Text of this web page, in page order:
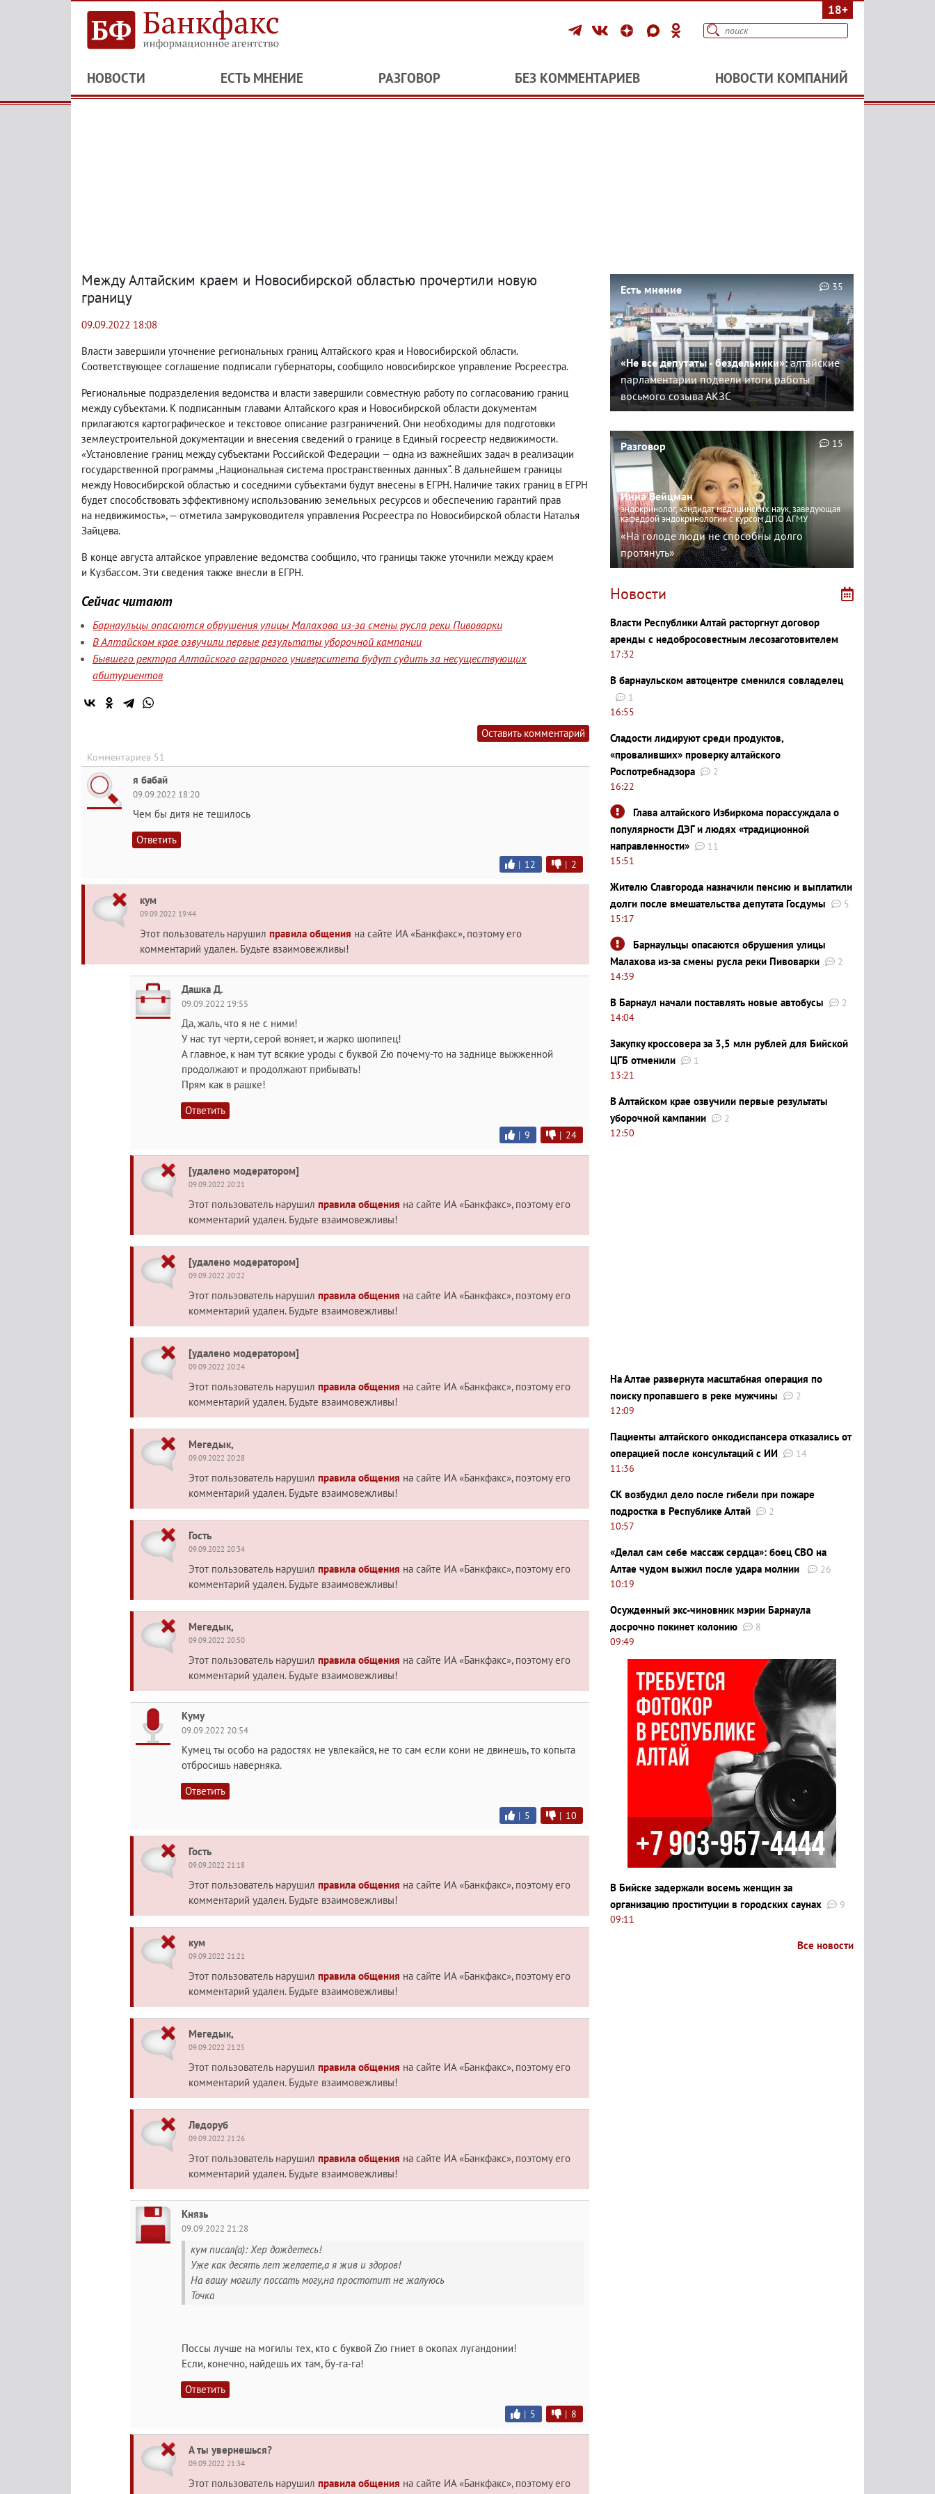
18+
НОВОСТИ ЕСТЬ МНЕНИЕ РАЗГОВОР БЕЗ КОММЕНТАРИЕВ НОВОСТИ КОМПАНИЙ
Между Алтайским краем и Новосибирской областью прочертили новую
границу
09.09.2022 18:08
Власти завершили уточнение региональных границ Алтайского края и Новосибирской области.
Соответствующее соглашение подписали губернаторы, сообщило новосибирское управление Росреестра.
Региональные подразделения ведомства и власти завершили совместную работу по согласованию границ
между субъектами. К подписанным главами Алтайского края и Новосибирской области документам
прилагаются картографическое и текстовое описание разграничений. Они необходимы для подготовки
землеустроительной документации и внесения сведений о границе в Единый госреестр недвижимости.
«Установление границ между субъектами Российской Федерации — одна из важнейших задач в реализации
государственной программы „Национальная система пространственных данных“. В дальнейшем границы
между Новосибирской областью и соседними субъектами будут внесены в ЕГРН. Наличие таких границ в ЕГРН
будет способствовать эффективному использованию земельных ресурсов и обеспечению гарантий прав
на недвижимость», — отметила замруководителя управления Росреестра по Новосибирской области Наталья
Зайцева.
В конце августа алтайское управление ведомства сообщило, что границы также уточнили между краем
и Кузбассом. Эти сведения также внесли в ЕГРН.
Сейчас читают
Барнаульцы опасаются обрушения улицы Малахова из-за смены русла реки Пивоварки
В Алтайском крае озвучили первые результаты уборочной кампании
Бывшего ректора Алтайского аграрного университета будут судить за несуществующих
абитуриентов
Оставить комментарий
Комментариев 51
я бабай
09.09.2022 18:20
Чем бы дитя не тешилось
Ответить
| 12 | 2
кум
09.09.2022 19:44
Этот пользователь нарушил правила общения на сайте ИА «Банкфакс», поэтому его
комментарий удален. Будьте взаимовежливы!
Дашка Д.
09.09.2022 19:55
Да, жаль, что я не с ними!
У нас тут черти, серой воняет, и жарко шопипец!
А главное, к нам тут всякие уроды с буквой Zю почему-то на заднице выжженной
продолжают и продолжают прибывать!
Прям как в рашке!
Ответить
| 9 | 24
[удалено модератором]
09.09.2022 20:21
Этот пользователь нарушил правила общения на сайте ИА «Банкфакс», поэтому его
комментарий удален. Будьте взаимовежливы!
[удалено модератором]
09.09.2022 20:22
Этот пользователь нарушил правила общения на сайте ИА «Банкфакс», поэтому его
комментарий удален. Будьте взаимовежливы!
[удалено модератором]
09.09.2022 20:24
Этот пользователь нарушил правила общения на сайте ИА «Банкфакс», поэтому его
комментарий удален. Будьте взаимовежливы!
Мегедык,
09.09.2022 20:28
Этот пользователь нарушил правила общения на сайте ИА «Банкфакс», поэтому его
комментарий удален. Будьте взаимовежливы!
Гость
09.09.2022 20:34
Этот пользователь нарушил правила общения на сайте ИА «Банкфакс», поэтому его
комментарий удален. Будьте взаимовежливы!
Мегедык,
09.09.2022 20:50
Этот пользователь нарушил правила общения на сайте ИА «Банкфакс», поэтому его
комментарий удален. Будьте взаимовежливы!
Куму
09.09.2022 20:54
Кумец ты особо на радостях не увлекайся, не то сам если кони не двинешь, то копыта
отбросишь наверняка.
Ответить
| 5 | 10
Гость
09.09.2022 21:18
Этот пользователь нарушил правила общения на сайте ИА «Банкфакс», поэтому его
комментарий удален. Будьте взаимовежливы!
кум
09.09.2022 21:21
Этот пользователь нарушил правила общения на сайте ИА «Банкфакс», поэтому его
комментарий удален. Будьте взаимовежливы!
Мегедык,
09.09.2022 21:25
Этот пользователь нарушил правила общения на сайте ИА «Банкфакс», поэтому его
комментарий удален. Будьте взаимовежливы!
Ледоруб
09.09.2022 21:26
Этот пользователь нарушил правила общения на сайте ИА «Банкфакс», поэтому его
комментарий удален. Будьте взаимовежливы!
Князь
09.09.2022 21:28
кум писал(а): Хер дождетесь!
Уже как десять лет желаете,а я жив и здоров!
На вашу могилу поссать могу,на простотит не жалуюсь
Точка
Поссы лучше на могилы тех, кто с буквой Zю гниет в окопах лугандонии!
Если, конечно, найдешь их там, бу-га-га!
Ответить
| 5 | 8
А ты увернешься?
09.09.2022 21:34
Этот пользователь нарушил правила общения на сайте ИА «Банкфакс», поэтому его
Есть мнение
«Не все депутаты - бездельники»:алтайские
парламентарии подвели итоги работы
восьмого созыва АКЗС
35
Разговор
Инна Вейцман
эндокринолог, кандидат медицинских наук, заведующая
кафедрой эндокринологии с курсом ДПО АГМУ
«На голоде люди не способны долго
протянуть»
15
Новости
Власти Республики Алтай расторгнут договор
аренды с недобросовестным лесозаготовителем
17:32
В барнаульском автоцентре сменился совладелец
1
16:55
Сладости лидируют среди продуктов,
«проваливших» проверку алтайского
Роспотребнадзора
2
16:22
Глава алтайского Избиркома порассуждала о
популярности ДЭГ и людях «традиционной
направленности»
11
15:51
Жителю Славгорода назначили пенсию и выплатили
долги после вмешательства депутата Госдумы
5
15:17
Барнаульцы опасаются обрушения улицы
Малахова из-за смены русла реки Пивоварки
2
14:39
В Барнаул начали поставлять новые автобусы
2
14:04
Закупку кроссовера за 3,5 млн рублей для Бийской
ЦГБ отменили
1
13:21
В Алтайском крае озвучили первые результаты
уборочной кампании
2
12:50
На Алтае развернута масштабная операция по
поиску пропавшего в реке мужчины
2
12:09
Пациенты алтайского онкодиспансера отказались от
операцией после консультаций с ИИ
14
11:36
СК возбудил дело после гибели при пожаре
подростка в Республике Алтай
2
10:57
«Делал сам себе массаж сердца»: боец СВО на
Алтае чудом выжил после удара молнии
26
10:19
Осужденный экс-чиновник мэрии Барнаула
досрочно покинет колонию
8
09:49
В Бийске задержали восемь женщин за
организацию проституции в городских саунах
9
09:11
Все новости